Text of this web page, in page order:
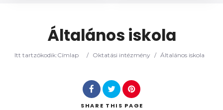
Kategória
Általános iskola
Itt tartzókodik:Címlap / Oktatási intézmény / Általános iskola
SHARE THIS PAGE